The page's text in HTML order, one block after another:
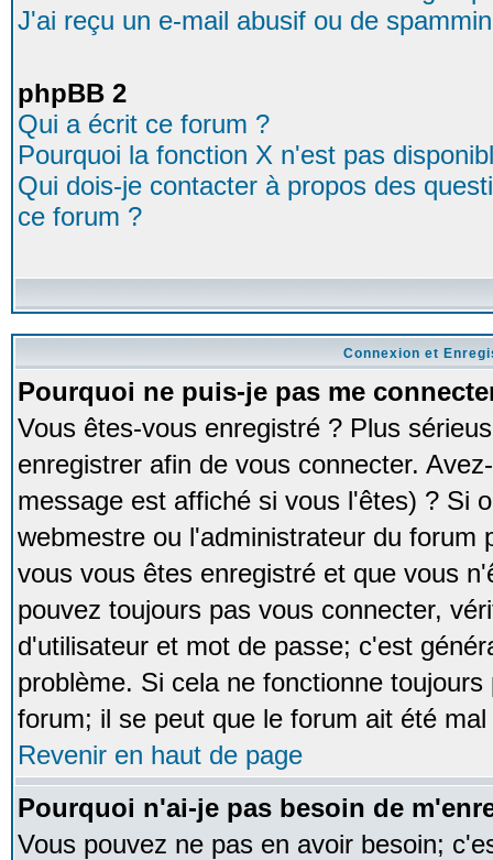
J'ai reçu un e-mail abusif ou de
phpBB 2
Qui a écrit ce forum ?
Pourquoi la fonction X n'est pas
Qui dois-je contacter à propos des
ce forum ?
Connexion et
Pourquoi ne puis-je pas me
Vous êtes-vous enregistré ? Plus
enregistrer afin de vous connecter.
message est affiché si vous l'êtes) ? Si
webmestre ou l'administrateur du forum
vous vous êtes enregistré et que vous
pouvez toujours pas vous connecter,
d'utilisateur et mot de passe; c'est
problème. Si cela ne fonctionne
forum; il se peut que le forum ait été
Revenir en haut de page
Pourquoi n'ai-je pas besoin de
Vous pouvez ne pas en avoir besoin;